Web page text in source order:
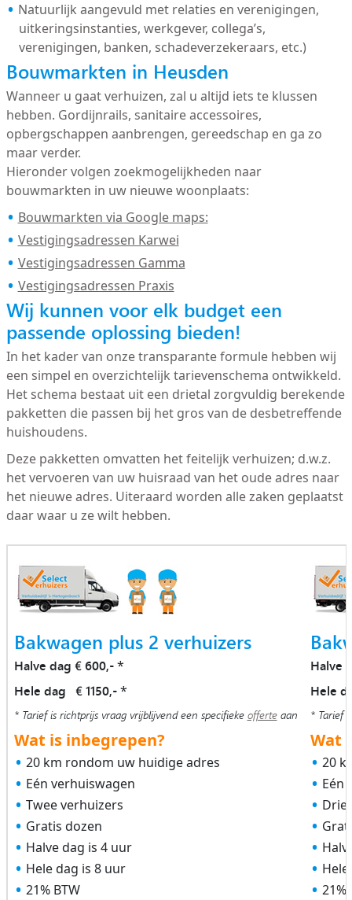
Natuurlijk aangevuld met relaties en verenigingen,
uitkeringsinstanties, werkgever, collega’s,
verenigingen, banken, schadeverzekeraars, etc.)
Bouwmarkten in Heusden
Wanneer u gaat verhuizen, zal u altijd iets te klussen
hebben. Gordijnrails, sanitaire accessoires,
opbergschappen aanbrengen, gereedschap en ga zo
maar verder.
Hieronder volgen zoekmogelijkheden naar
bouwmarkten in uw nieuwe woonplaats:
Bouwmarkten via Google maps:
Vestigingsadressen Karwei
Vestigingsadressen Gamma
Vestigingsadressen Praxis
Wij kunnen voor elk budget een
passende oplossing bieden!
In het kader van onze transparante formule hebben wij
een simpel en overzichtelijk tarievenschema ontwikkeld.
Het schema bestaat uit een drietal zorgvuldig berekende
pakketten die passen bij het gros van de desbetreffende
huishoudens.
Deze pakketten omvatten het feitelijk verhuizen; d.w.z.
het vervoeren van uw huisraad van het oude adres naar
het nieuwe adres. Uiteraard worden alle zaken geplaatst
daar waar u ze wilt hebben.
Bakwagen plus 2 verhuizers
Halve dag € 600,-*
Hele dag € 1150,-*
* Tarief is richtprijs vraag vrijblijvend een specifieke offerteaan
Wat is inbegrepen?
20 km rondom uw huidige adres
Eén verhuiswagen
Twee verhuizers
Gratis dozen
Halve dag is 4 uur
Hele dag is 8 uur
21% BTW
Halve
Hele
* Tarief
Wat
20
Eén
Drie
21%